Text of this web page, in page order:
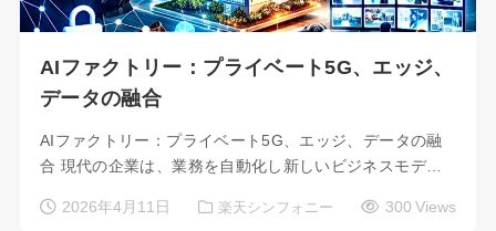
AIファクトリー：プライベート5G、エッジ、
データの融合
AIファクトリー：プライベート5G、エッジ、データの融
合 現代の企業は、業務を自動化し新しいビジネスモデ…
2026年4月11日 楽天シンフォニー 300 Views